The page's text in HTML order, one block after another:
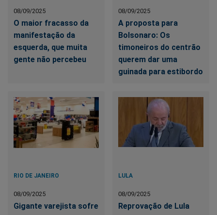
08/09/2025
O maior fracasso da
manifestação da
esquerda, que muita
gente não percebeu
08/09/2025
A proposta para
Bolsonaro: Os
timoneiros do centrão
querem dar uma
guinada para estibordo
RIO DE JANEIRO
08/09/2025
Gigante varejista sofre
LULA
08/09/2025
Reprovação de Lula